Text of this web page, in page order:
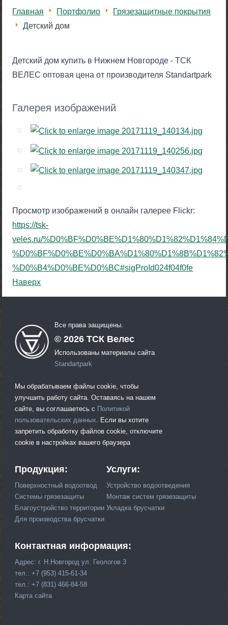
Главная Портфолио
Грязезащитные покрытия
Детский дом
Детский дом купить в Нижнем Новгороде - ТСК
ВЕЛЕС оптовая цена от производителя Standartpark
Галерея изображений
Просмотр изображений в онлайн галерее Flickr:
https://tsk-
veles.ru/
%D0%B4%D0%BE%D0%BC#sigProId024f04f0fe
Наверх
Все права защищены.
©2026 ТСК Велес
Использованы материалы сайта
Standartpark
Мы обрабатываем файлы cookie, чтобы
улучшить работу сайта. Оставаясь на нашем
сайте, вы соглашаетесь с Политикой
пользовательских данных. Если вы хотите
запретить обработку файлов cookie, отключите
cookie в настройках вашего браузера
Продукция:
Поверхностный водоотвод
Системы грязезащиты
Благоустройство территории
Для производства брусчатки
Услуги:
Устройство водоотведения
Монтаж систем грязезащиты
Укладка брусчатки
Контактная информация:
Адрес: г. Н.Новгород ул. Геологов 3
тел.: +7 (953) 415-61-34
тел.: +7 (831) 466-84-58
Карта сайта